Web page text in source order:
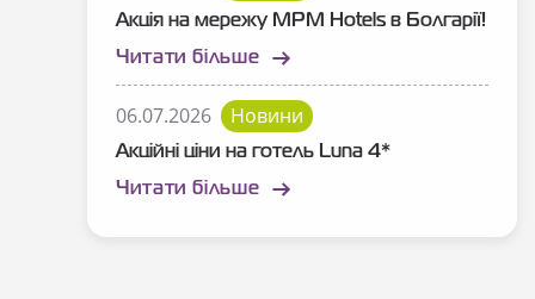
Акція на мережу MPM Hotels в Болгарії!
Читати більше
06.07.2026 Новини
Акційні ціни на готель Luna 4*
Читати більше